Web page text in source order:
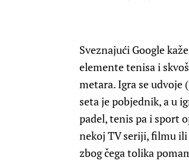
Sveznajući Google
elemente tenisa i
metara. Igra se udvoje
seta je pobjednik, a u
padel, tenis pa i sport
nekoj TV seriji, filmu
zbog čega tolika